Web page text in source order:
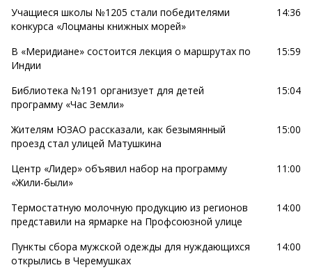
Учащиеся школы №1205 стали победителями
конкурса «Лоцманы книжных морей»
14:36
В «Меридиане» состоится лекция о маршрутах по
Индии
15:59
Библиотека №191 организует для детей
программу «Час Земли»
15:04
Жителям ЮЗАО рассказали, как безымянный
проезд стал улицей Матушкина
15:00
Центр «Лидер» объявил набор на программу
«Жили-были»
11:00
Термостатную молочную продукцию из регионов
представили на ярмарке на Профсоюзной улице
14:00
Пункты сбора мужской одежды для нуждающихся
открылись в Черемушках
14:00